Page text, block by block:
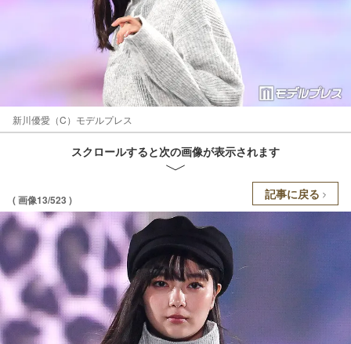
新川優愛（C）モデルプレス
スクロールすると次の画像が表示されます
( 画像13/523 ) 記事に戻る